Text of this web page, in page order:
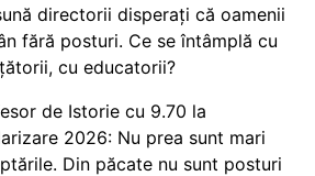
directorii disperați că oamenii
fără posturi. Ce se întâmplă cu
cu educatorii?
de Istorie cu 9.70 la
2026: Nu prea sunt mari
Din păcate nu sunt posturi